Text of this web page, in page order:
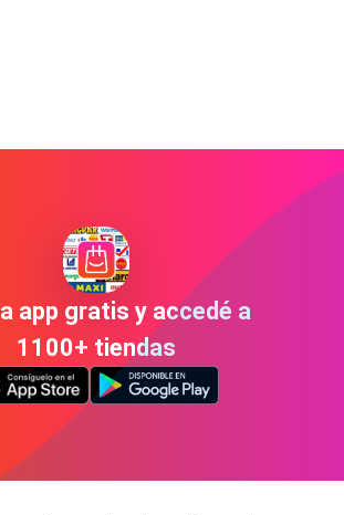
app gratis y accedé a
1100+ tiendas